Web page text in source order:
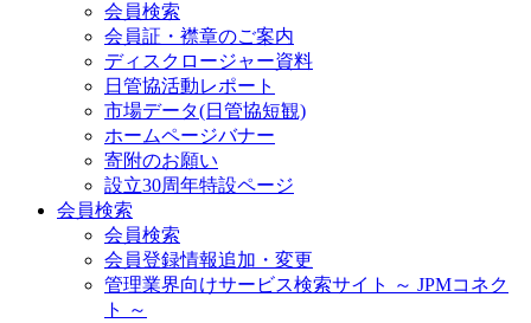
会員検索
会員証・襟章のご案内
ディスクロージャー資料
日管協活動レポート
市場データ(日管協短観)
ホームページバナー
寄附のお願い
設立30周年特設ページ
会員検索
会員検索
会員登録情報追加・変更
管理業界向けサービス検索サイト ～ JPMコネク
ト ～